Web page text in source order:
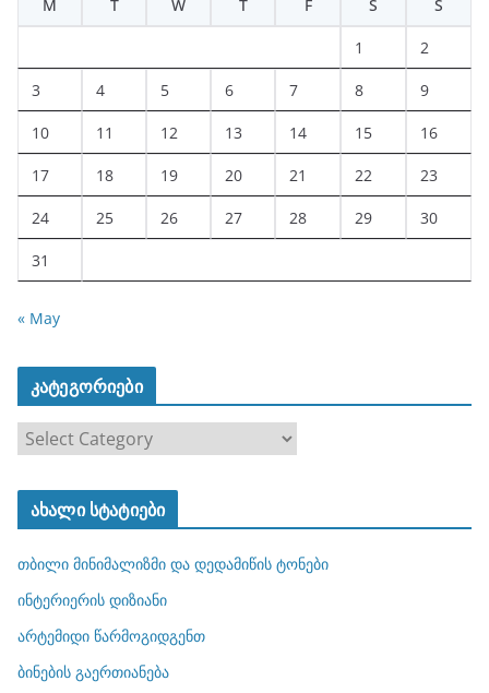
M
T W T F S S
1 2
3 4 5 6 7 8 9
10 11 12 13 14 15 16
17 18 19 20 21 22 23
24 25 26 27 28 29 30
31
« May
კატეგორიები
ტ
ო
რ
ბ
ახალი სტატიები
თბილი მინიმალიზმი და დედამიწის ტონები
ინტერიერის დიზიანი
არტემიდი წარმოგიდგენთ
ბინების გაერთიანება